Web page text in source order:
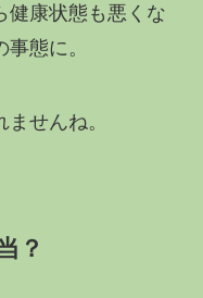
健康状態も悪くな
態に。
せんね。
？